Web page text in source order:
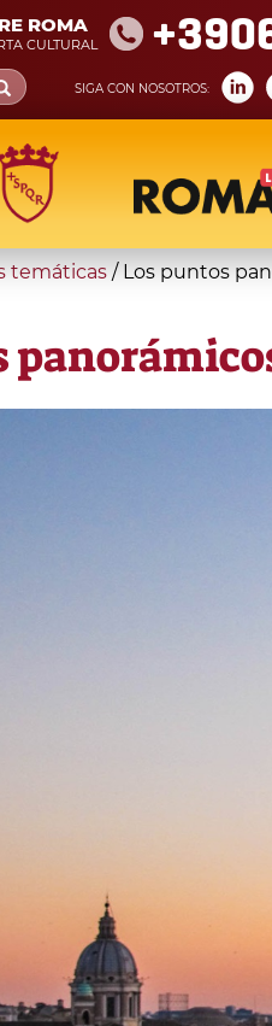
ROMA
CULTURAL
SIGA CON NOSOTROS:
temáticas / Los puntos